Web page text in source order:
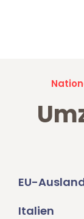
EU-
Italien